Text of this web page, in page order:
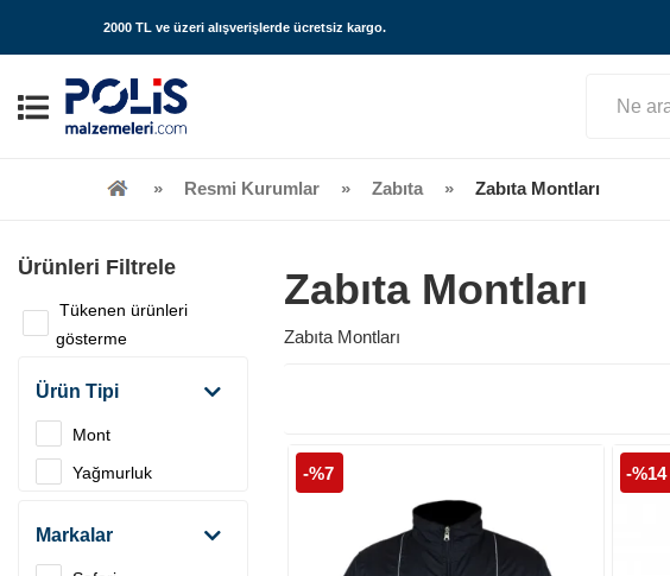
2000 TL ve üzeri alışverişlerde ücretsiz kargo.
Resmi Kurumlar Zabıta Zabıta Montları
Ürünleri Filtrele
Tükenen ürünleri
gösterme
Ürün Tipi
Mont
Yağmurluk
Markalar
Zabıta Montları
Zabıta Montları
-%7 -%14